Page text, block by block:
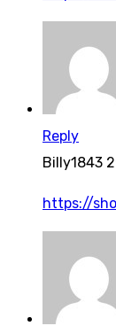
Reply
Billy1843
https://